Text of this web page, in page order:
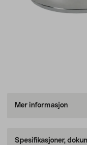
Mer informasjon
Spesifikasjoner,